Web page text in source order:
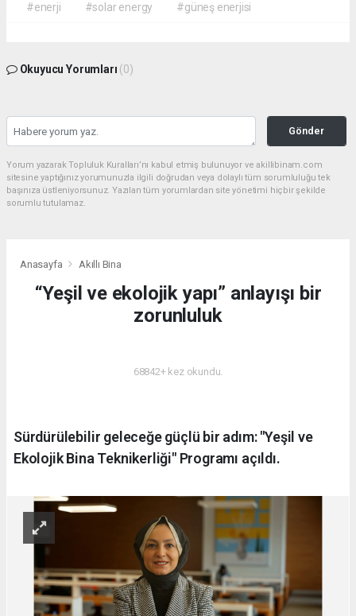
#enerji #solar energy #güneş enerjisi
Okuyucu Yorumları (0)
Gönder
Yorum yazarak Topluluk Kuralları’nı kabul etmiş bulunuyor ve akillibinam.com
sitesine yaptığınız yorumunuzla ilgili doğrudan veya dolaylı tüm sorumluluğu tek
başınıza üstleniyorsunuz. Yazılan tüm yorumlardan site yönetimi hiçbir şekilde
sorumlu tutulamaz.
Anasayfa Akıllı Bina
“Yeşil ve ekolojik yapı” anlayışı bir
zorunluluk
68842+ kez okundu.
Sürdürülebilir geleceğe güçlü bir adım: "Yeşil ve
Ekolojik Bina Teknikerliği" Programı açıldı.